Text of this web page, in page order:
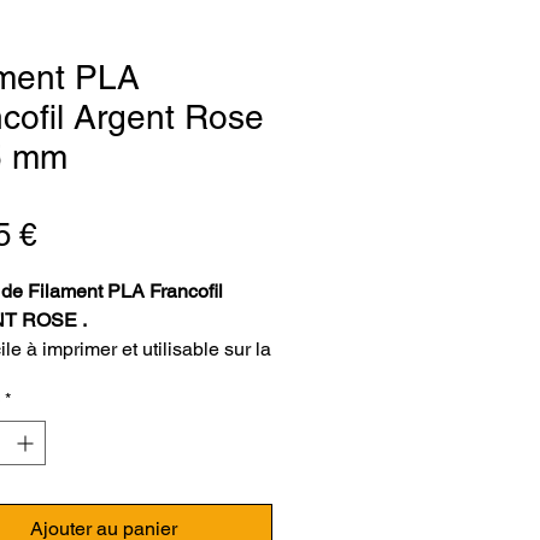
PLA
Argent Rose
mm
€Prix
Filament PLA Francofil
ROSE .
à imprimer et utilisable sur la
D’origine biosourcée il
garanti sans perturbateur
Il est également adapté
Taux de pigmentation plus
*
Ajouter au panier